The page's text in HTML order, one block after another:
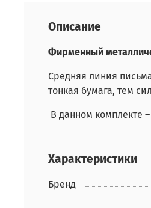
Описание
Фирменный
Средняя линия
тонкая бумага, тем
В данном комплекте –
Характеристики
Бренд